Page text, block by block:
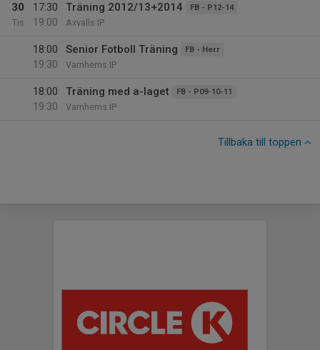
30
Tis
17:30
19:00
Träning 2012/13+2014 FB - P12-14
Axvalls IP
18:00
19:30
Senior Fotboll Träning FB - Herr
Varnhems IP
18:00
19:30
Träning med a-laget FB - P09-10-11
Varnhems IP
Tillbaka till toppen